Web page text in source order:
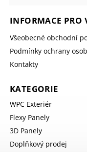
INFORMACE PRO
Všeobecné obchodní
Podmínky ochrany
Kontakty
KATEGORIE
WPC Exteriér
Flexy Panely
3D Panely
Doplňkový prodej